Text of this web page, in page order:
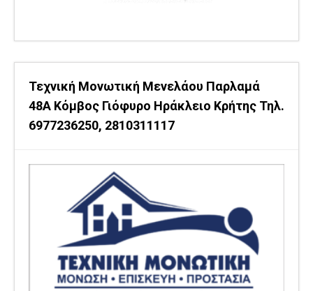
Τεχνική Μονωτική Μενελάου Παρλαμά
48Α Κόμβος Γιόφυρο Ηράκλειο Κρήτης Τηλ.
6977236250, 2810311117